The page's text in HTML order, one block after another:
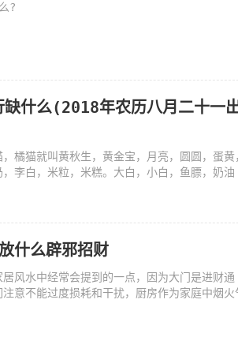
?
什么(2018年农历八月二十一
橘猫就叫黄秋生，黄金宝，月亮，圆圆，蛋黄
李白，米粒，米糕。大白，小白，鱼膘，奶油
什么辟邪招财
风水中经常会提到的一点，因为大门是进财通
意不能过度损耗和干扰，厨房作为家庭中烟火